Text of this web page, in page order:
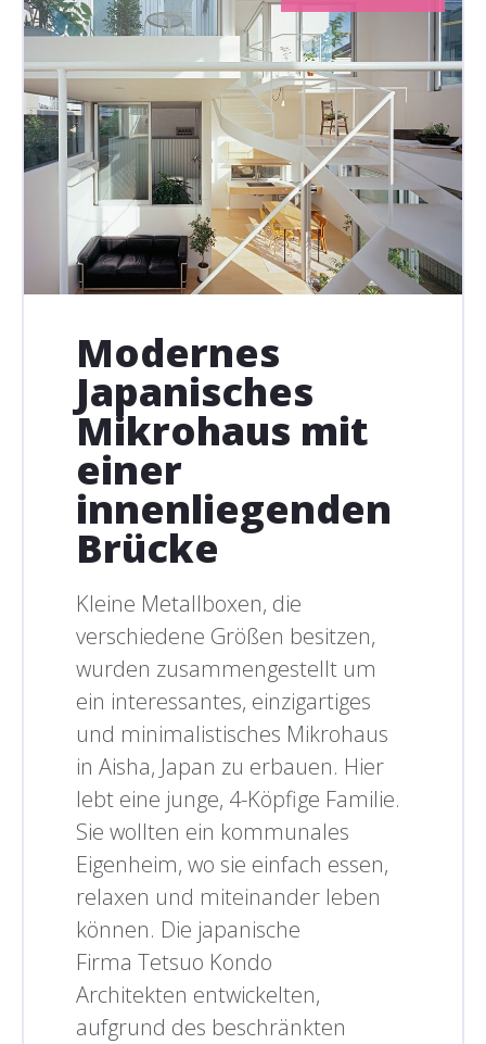
Modernes
Japanisches
Mikrohaus mit
einer
innenliegenden
Brücke
Kleine Metallboxen, die
verschiedene Größen besitzen,
wurden zusammengestellt um
ein interessantes, einzigartiges
und minimalistisches Mikrohaus
in Aisha, Japan zu erbauen. Hier
lebt eine junge, 4-Köpfige Familie.
Sie wollten ein kommunales
Eigenheim, wo sie einfach essen,
relaxen und miteinander leben
können. Die japanische
Firma Tetsuo Kondo
Architekten entwickelten,
aufgrund des beschränkten